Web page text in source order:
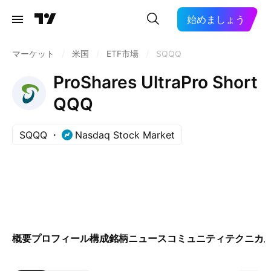
始めましょう
マーケット 米国 ETF市場 SQQQ
ProShares UltraPro Short
QQQ
SQQQ Nasdaq Stock Market
概要プロフィール構成銘柄ニュースコミュニティテクニカ